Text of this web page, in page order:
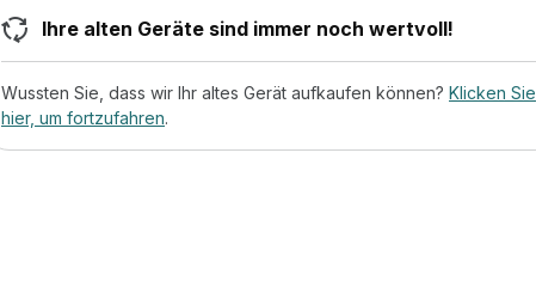
Ihre alten Geräte sind immer noch wertvoll!
Wussten Sie, dass wir Ihr altes Gerät aufkaufen können? Klicken Sie
hier, um fortzufahren.